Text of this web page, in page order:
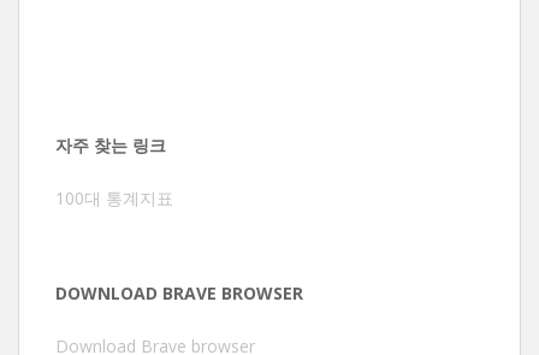
자주 찾는 링크
100대 통계지표
DOWNLOAD BRAVE BROWSER
Download Brave browser